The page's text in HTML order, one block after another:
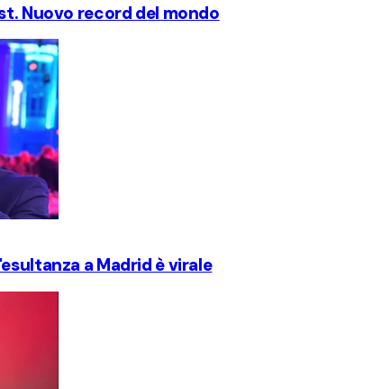
Nuovo record del mondo
a Madrid è virale